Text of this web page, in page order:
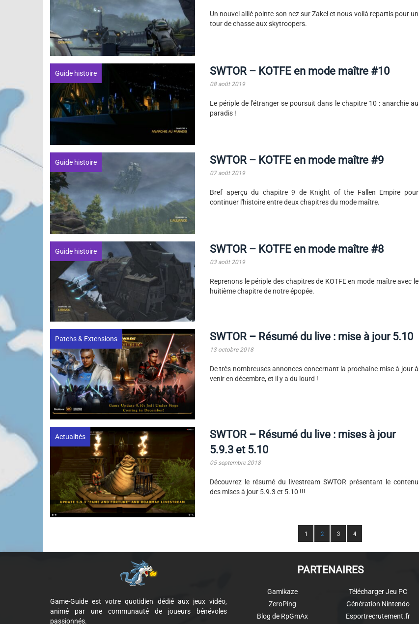
Un nouvel allié pointe son nez sur Zakel et nous voilà repartis pour un
tour de chasse aux skytroopers.
Guide histoire SWTOR – KOTFE en mode maître #10
08 août 2019
Le périple de l'étranger se poursuit dans le chapitre 10 : anarchie au
paradis !
Guide histoire SWTOR – KOTFE en mode maître #9
07 août 2019
Bref aperçu du chapitre 9 de Knight of the Fallen Empire pour
continuer l'histoire entre deux chapitres du mode maître.
Guide histoire SWTOR – KOTFE en mode maître #8
03 août 2019
Reprenons le périple des chapitres de KOTFE en mode maître avec le
huitième chapitre de notre épopée.
Patchs & Extensions SWTOR – Résumé du live : mise à jour 5.10
13 octobre 2018
De très nombreuses annonces concernant la prochaine mise à jour à
venir en décembre, et il y a du lourd !
Actualités
SWTOR – Résumé du live : mises à jour
5.9.3 et 5.10
05 septembre 2018
Découvrez le résumé du livestream SWTOR présentant le contenu
des mises à jour 5.9.3 et 5.10 !!!
1 2 3 4
Game-Guide est votre quotidien dédié aux jeux vidéo,
animé par une communauté de joueurs bénévoles
passionnés.
PARTENAIRES
Gamikaze
ZeroPing
Blog de RpGmAx
Télécharger Jeu PC
Génération Nintendo
Esportrecrutement.fr